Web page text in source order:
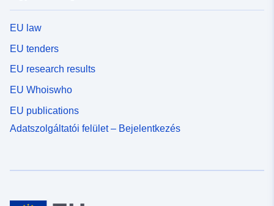
EU law
EU tenders
EU research results
EU Whoiswho
EU publications
Adatszolgáltatói felület – Bejelentkezés